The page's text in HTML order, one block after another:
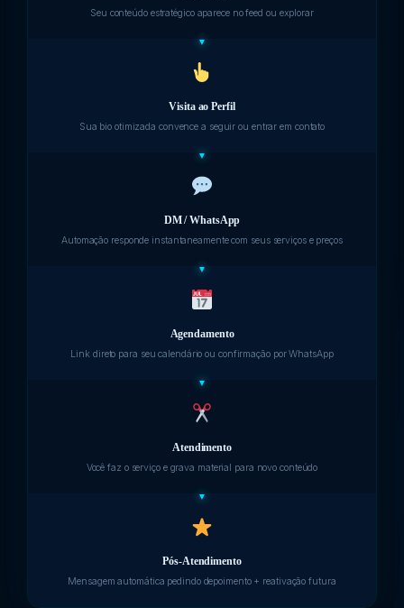
Seu conteúdo estratégico aparece no feed ou explorar
Visita ao Perfil
Sua bio otimizada convence a seguir ou entrar em contato
DM / WhatsApp
Automação responde instantaneamente com seus serviços e preços
Agendamento
Link direto para seu calendário ou confirmação por WhatsApp
Atendimento
Você faz o serviço e grava material para novo conteúdo
Pós-Atendimento
Mensagem automática pedindo depoimento + reativação futura